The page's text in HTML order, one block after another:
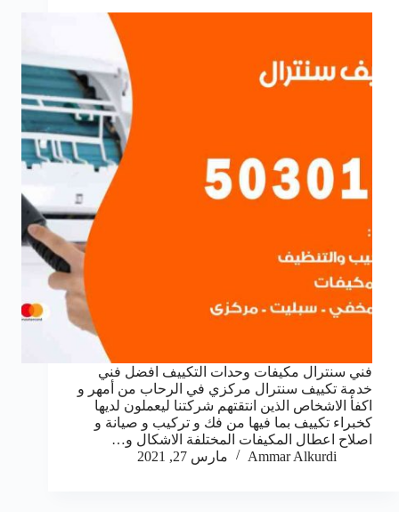
فني سنترال مكيفات وحدات التكييف افضل فني
خدمة تكييف سنترال مركزي في الرحاب من أمهر و
اكفأ الاشخاص الذين انتقتهم شركتنا ليعملون لديها
كخبراء تكييف بما فيها من فك و تركيب و صيانة و
اصلاح اعطال المكيفات المختلفة الاشكال و…
Ammar Alkurdi
مارس 27, 2021